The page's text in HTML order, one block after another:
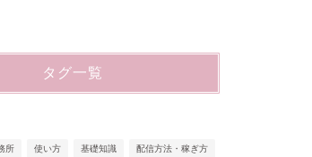
タグ一覧
所 使い方 基礎知識 配信方法・稼ぎ方